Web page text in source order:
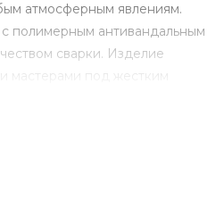
атмосферным явлениям.
с полимерным антивандальным
сварки. Изделие
этапе производства. Лоза